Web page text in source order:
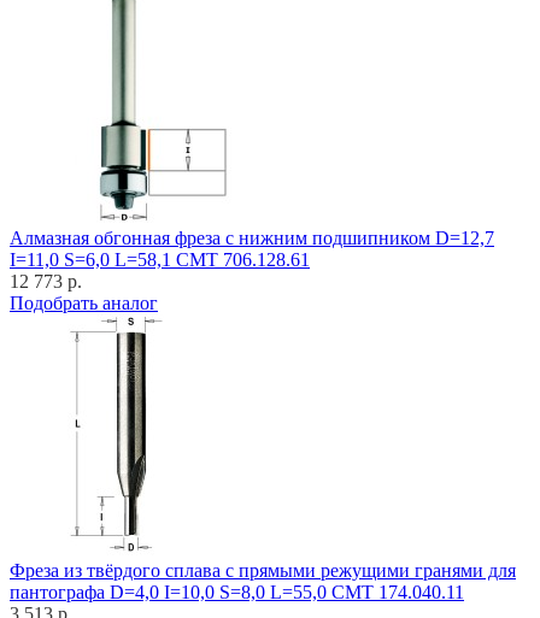
Алмазная обгонная фреза с нижним подшипником D=12,7
I=11,0 S=6,0 L=58,1 CMT 706.128.61
12 773 р.
Подобрать аналог
Фреза из твёрдого сплава с прямыми режущими гранями для
пантографа D=4,0 I=10,0 S=8,0 L=55,0 CMT 174.040.11
3 513 р.